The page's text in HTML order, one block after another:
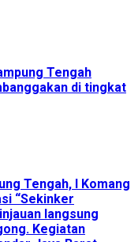
Tengah
di tingkat
Tengah, I Komang
“Sekinker
langsung
Kegiatan